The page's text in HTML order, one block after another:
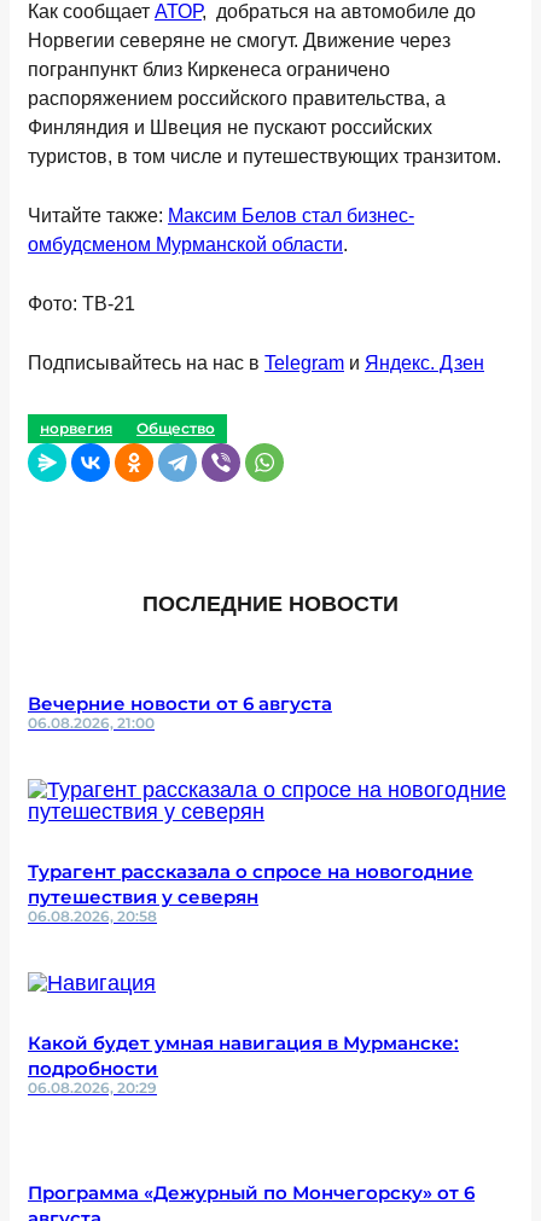
Как сообщает АТОР, добраться на автомобиле до
Норвегии северяне не смогут. Движение через
погранпункт близ Киркенеса ограничено
распоряжением российского правительства, а
Финляндия и Швеция не пускают российских
туристов, в том числе и путешествующих транзитом.
Читайте также: Максим Белов стал бизнес-
омбудсменом Мурманской области.
Фото: ТВ-21
Подписывайтесь на нас в Telegram и Яндекс. Дзен
норвегия Общество
ПОСЛЕДНИЕ НОВОСТИ
Вечерние новости от 6 августа
06.08.2026, 21:00
Турагент рассказала о спросе на новогодние
путешествия у северян
06.08.2026, 20:58
Какой будет умная навигация в Мурманске:
подробности
06.08.2026, 20:29
Программа «Дежурный по Мончегорску» от 6